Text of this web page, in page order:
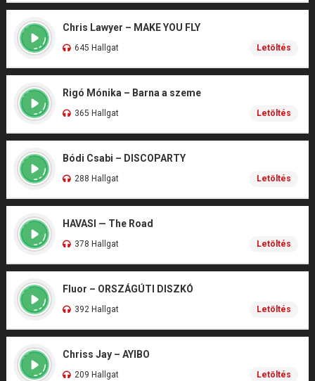
Chris Lawyer – MAKE YOU FLY
645 Hallgat Letöltés
Rigó Mónika – Barna a szeme
365 Hallgat Letöltés
Bódi Csabi – DISCOPARTY
288 Hallgat Letöltés
HAVASI — The Road
378 Hallgat Letöltés
Fluor – ORSZÁGÚTI DISZKÓ
392 Hallgat Letöltés
Chriss Jay – AYIBO
209 Hallgat Letöltés